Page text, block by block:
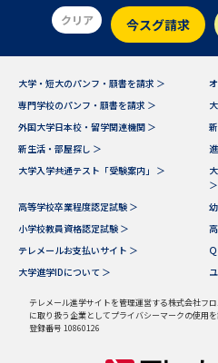
クリア 今スグ請求
大学・短大のパンフ・願書を請求 ＞
専門学校のパンフ・願書を請求 ＞
外国大学日本校・留学関連機関 ＞
新生活・部屋探し ＞
大学入学共通テスト「受験案内」 ＞
＞
高等学校卒業程度認定試験 ＞
小学校教員資格認定試験 ＞
テレメールお支払いサイト ＞
大学進学IDについて ＞
テレメール進学サイトを管理運営する株式会社フ
に取り扱う企業としてプライバシーマークの使用を
登録番号 10860126